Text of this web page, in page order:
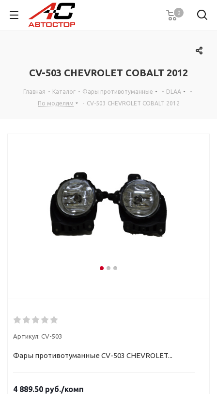
0
CV-503 CHEVROLET COBALT 2012
Главная - Каталог - Фары противотуманные - DLAA
-
По моделям
- CV-503 CHEVROLET COBALT 2012
Артикул: CV-503
Фары противотуманные CV-503 CHEVROLET...
4 889.50 руб./комп